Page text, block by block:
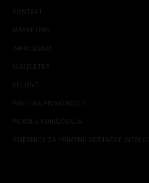
KONTAKT
MARKETING
IMPRESSUM
NJUZLETER
KLIJENTI
POLITIKA PRIVATNOSTI
PRAVILA KORIŠĆENJA
SMERNICE ZA PRIMENU VEŠTAČKE